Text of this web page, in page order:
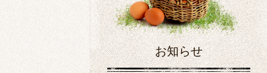
お知らせ